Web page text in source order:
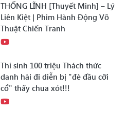
THỐNG LĨNH [Thuyết Minh] – Lý
Liên Kiệt | Phim Hành Động Võ
Thuật Chiến Tranh
Thí sinh 100 triệu Thách thức
danh hài đi diễn bị "đè đầu cỡi
cổ" thấy chua xót!!!